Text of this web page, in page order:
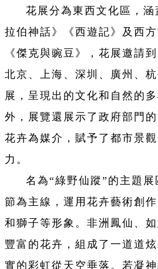
花展分為東西文化區，
拉伯神話》《西遊記》及西方
《傑克與豌豆》，花展邀請
北京、上海、深圳、廣州、
展，呈現出的文化和自然的
外，展覽還展示了政府部門
花卉為媒介，賦予了都市景
力。
名為“綠野仙蹤”的主題
節為主線，運用花卉藝術創
和獅子等形象。非洲鳳仙、
豐富的花卉，組成了一道道
實的彩虹從天空垂落。若凝